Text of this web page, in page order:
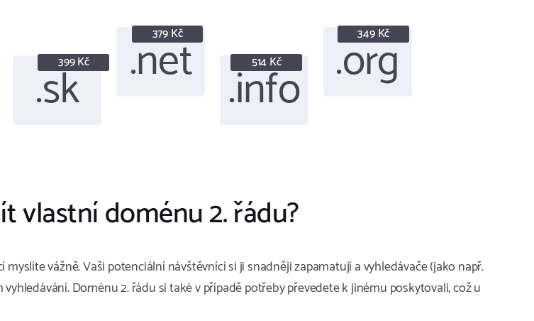
399 Kč
.sk
379 Kč
.net 514 Kč
.info
349 Kč
.org
vlastní doménu 2. řádu?
vážně. Vaši potenciální návštěvnící si ji snadněji zapamatují a vyhledávače (jako např.
Doménu 2. řádu si také v případě potřeby převedete k jinému poskytovali, což u